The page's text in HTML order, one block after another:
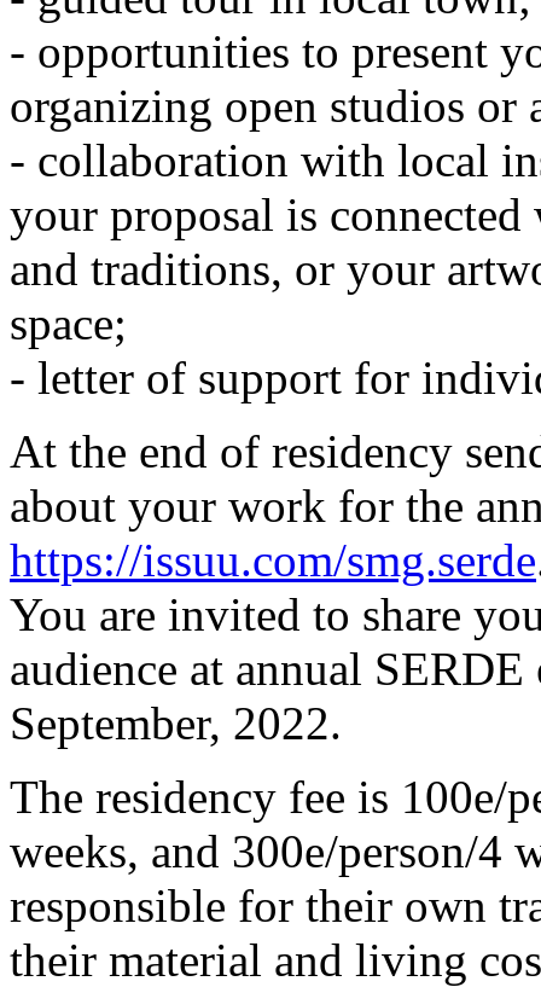
- opportunities to present
organizing open studios or
- collaboration with local
your proposal is
and traditions, or your
space;
- letter of support for
At the end of residency
about your work for the
https://issuu.com/smg.serde
You are invited to share
audience at annual
September, 2022.
The residency fee is 100e/
weeks, and 300e/person/4
responsible for their own
their material and living